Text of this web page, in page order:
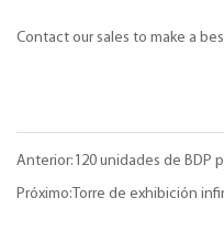
Contact our sales to make a
Anterior:120 unidades de BDP
Porsche
Próximo:Torre de exhibición